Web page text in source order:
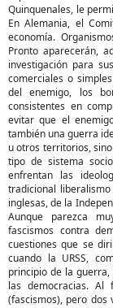
Quinquenales, le
En Alemania, el
economía.
Pronto aparecerán,
investigación para
comerciales o
del enemigo, los
consistentes en
evitar que el
también una guerra
u otros territorios,
tipo de sistema
enfrentan las
tradicional
inglesas, de la
Aunque parezca
fascismos contra
cuestiones que se
cuando la URSS,
principio de la
las democracias.
(fascismos), pero dos